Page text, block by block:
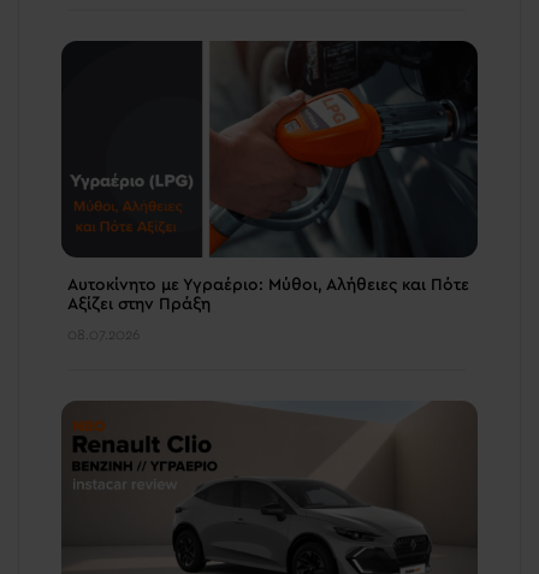
Αυτοκίνητο με Υγραέριο: Μύθοι, Αλήθειες και Πότε
Αξίζει στην Πράξη
08.07.2026